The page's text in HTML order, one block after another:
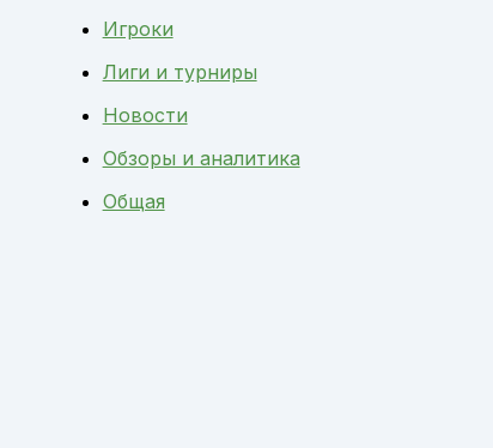
Игроки
Лиги и турниры
Новости
Обзоры и аналитика
Общая